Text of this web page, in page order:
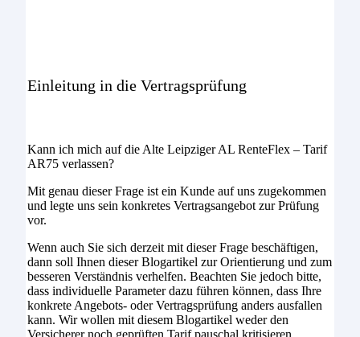
Einleitung in die Vertragsprüfung
Kann ich mich auf die Alte Leipziger AL RenteFlex – Tarif
AR75 verlassen?
Mit genau dieser Frage ist ein Kunde auf uns zugekommen
und legte uns sein konkretes Vertragsangebot zur Prüfung
vor.
Wenn auch Sie sich derzeit mit dieser Frage beschäftigen,
dann soll Ihnen dieser Blogartikel zur Orientierung und zum
besseren Verständnis verhelfen. Beachten Sie jedoch bitte,
dass individuelle Parameter dazu führen können, dass Ihre
konkrete Angebots- oder Vertragsprüfung anders ausfallen
kann. Wir wollen mit diesem Blogartikel weder den